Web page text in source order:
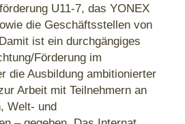
U11-7, das YONEX
die Geschäftsstellen von
ist ein durchgängiges
Förderung im
die Ausbildung ambitionierter
Arbeit mit Teilnehmern an
Welt- und